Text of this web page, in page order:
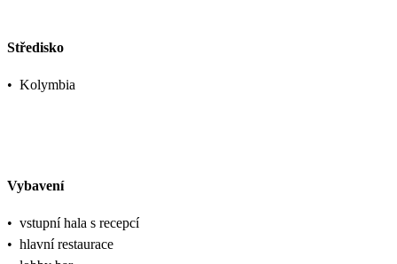
Středisko
• Kolymbia
Vybavení
• vstupní hala s recepcí
• hlavní restaurace